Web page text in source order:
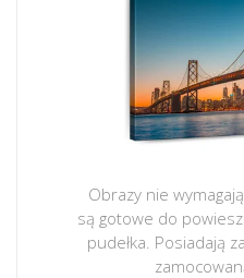
Obrazy nie
są gotowe do
pudełka. Posiadają